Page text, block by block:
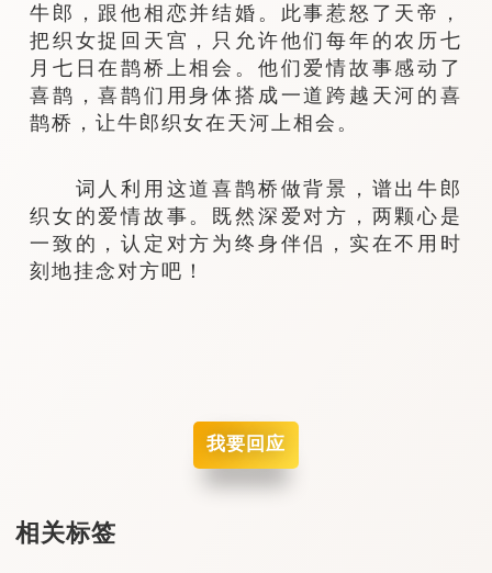
牛郎，跟他相恋并结婚。此事惹怒了天帝，
把织女捉回天宫，只允许他们每年的农历七
月七日在鹊桥上相会。他们爱情故事感动了
喜鹊，喜鹊们用身体搭成一道跨越天河的喜
鹊桥，让牛郎织女在天河上相会。
词人利用这道喜鹊桥做背景，谱出牛郎
织女的爱情故事。既然深爱对方，两颗心是
一致的，认定对方为终身伴侣，实在不用时
刻地挂念对方吧！
我要回应
相关标签